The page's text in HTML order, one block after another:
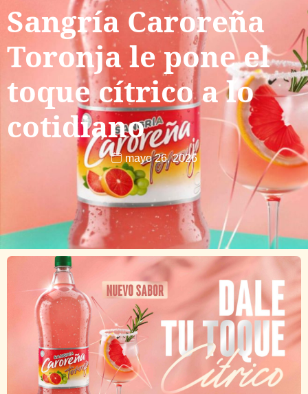
Sangría Caroreña
Toronja le pone el
toque cítrico a lo
cotidiano
mayo 26, 2026